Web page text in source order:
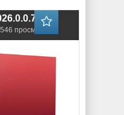
просмотров